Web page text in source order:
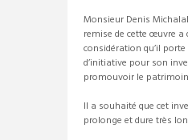
Monsieur Denis
remise de cette œuvre
considération qu’il
d’initiative pour son
promouvoir le
Il a souhaité que cet
prolonge et dure très